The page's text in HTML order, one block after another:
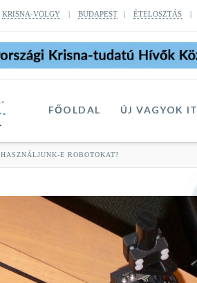
KRISNA-VÖLGY| BUDAPEST| ÉTELOSZTÁS|
FŐOLDAL ÚJ VAGYOK
HASZNÁLJUNK-E ROBOTOKAT?